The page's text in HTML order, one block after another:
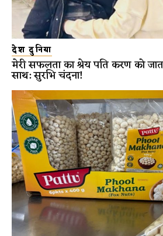
देश दुनिया
मेरी सफलता का श्रेय पति करण को
साथ: सुरभि चंदना!